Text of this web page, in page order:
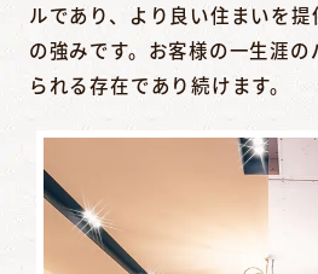
ルであり、より良い住まいを
の強みです。お客様の一生涯
られる存在であり続けます。